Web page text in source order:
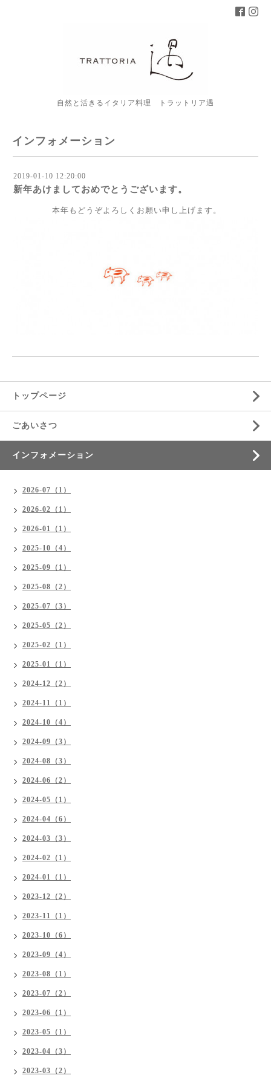
自然と活きるイタリア料理 トラットリア遇
インフォメーション
2019-01-10 12:20:00
新年あけましておめでとうございます。
本年もどうぞよろしくお願い申し上げます。
トップページ
ごあいさつ
インフォメーション
2026-07（1）
2026-02（1）
2026-01（1）
2025-10（4）
2025-09（1）
2025-08（2）
2025-07（3）
2025-05（2）
2025-02（1）
2025-01（1）
2024-12（2）
2024-11（1）
2024-10（4）
2024-09（3）
2024-08（3）
2024-06（2）
2024-05（1）
2024-04（6）
2024-03（3）
2024-02（1）
2024-01（1）
2023-12（2）
2023-11（1）
2023-10（6）
2023-09（4）
2023-08（1）
2023-07（2）
2023-06（1）
2023-05（1）
2023-04（3）
2023-03（2）